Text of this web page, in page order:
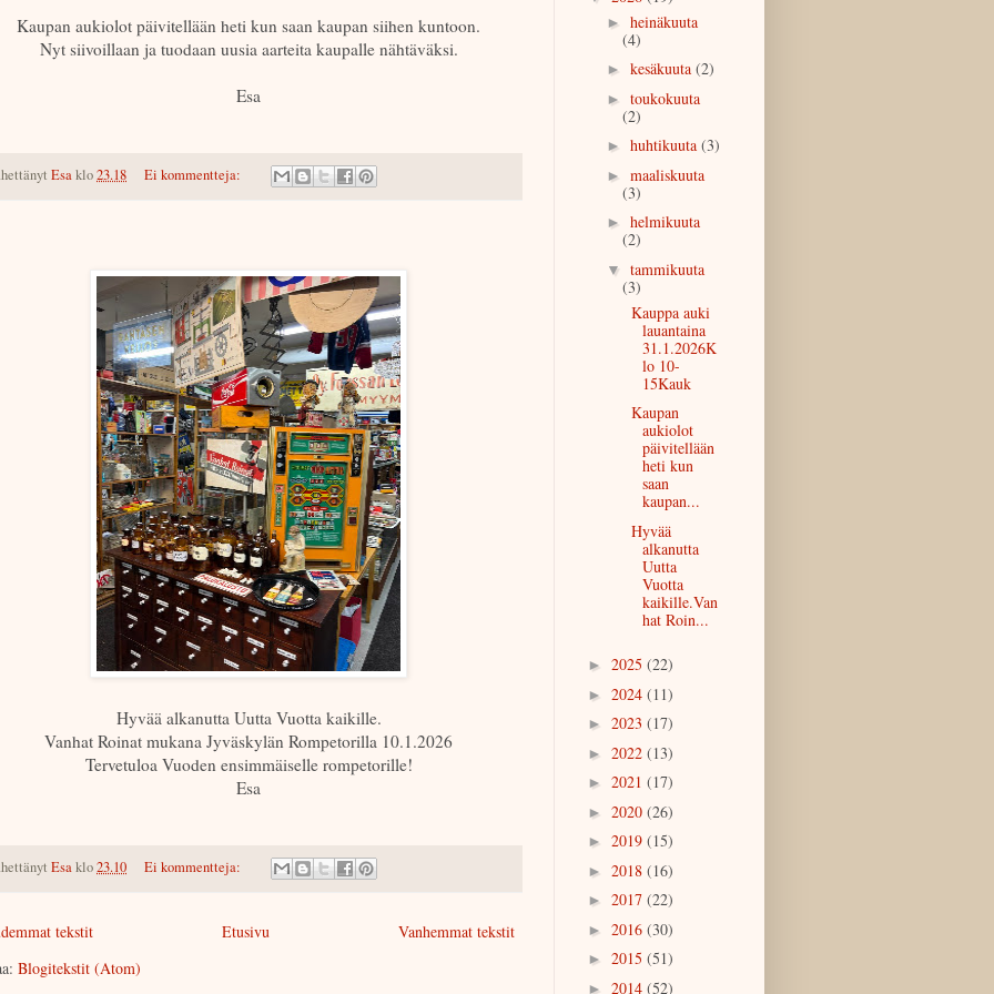
Kaupan aukiolot päivitellään heti kun saan kaupan siihen kuntoon.
Nyt siivoillaan ja tuodaan uusia aarteita kaupalle nähtäväksi.
Esa
Esaklo23.18 Ei kommentteja:
Hyvää alkanutta Uutta Vuotta kaikille.
Vanhat Roinat mukana Jyväskylän Rompetorilla 10.1.2026
Tervetuloa Vuoden ensimmäiselle rompetorille!
Esa
Esaklo23.10 Ei kommentteja:
tekstit Vanhemmat tekstit
Etusivu
Blogitekstit (Atom)
► heinäkuuta
(4)
► kesäkuuta (2)
► toukokuuta
(2)
► huhtikuuta (3)
► maaliskuuta
(3)
► helmikuuta
(2)
▼ tammikuuta
(3)
Kauppa auki
lauantaina
31.1.2026K
lo 10-
15Kauk
Kaupan
aukiolot
päivitellään
heti kun
saan
kaupan...
Hyvää
alkanutta
Uutta
Vuotta
kaikille.Van
hat Roin...
► 2025 (22)
► 2024 (11)
► 2023 (17)
► 2022 (13)
► 2021 (17)
► 2020 (26)
► 2019 (15)
► 2018 (16)
► 2017 (22)
► 2016 (30)
► 2015 (51)
► 2014 (52)